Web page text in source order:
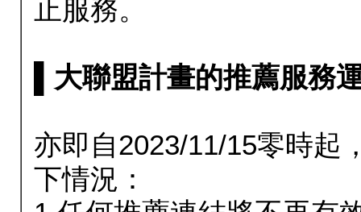
止服務。
▌大聯盟計畫的推薦服務
亦即自2023/11/15零時起
下情況：